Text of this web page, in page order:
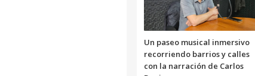
Un paseo musical inmersivo
recorriendo barrios y calles
con la narración de Carlos